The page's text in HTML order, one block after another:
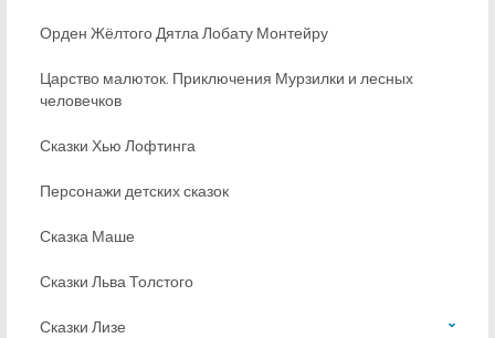
Орден Жёлтого Дятла Лобату Монтейру
Царство малюток. Приключения Мурзилки и лесных
человечков
Сказки Хью Лофтинга
Персонажи детских сказок
Сказка Маше
Сказки Льва Толстого
Сказки Лизе